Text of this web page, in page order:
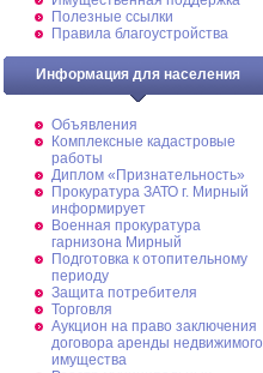
Полезные ссылки
Правила благоустройства
Информация для населения
Объявления
Комплексные кадастровые
работы
Диплом «Признательность»
Прокуратура ЗАТО г. Мирный
информирует
Военная прокуратура
гарнизона Мирный
Подготовка к отопительному
периоду
Защита потребителя
Торговля
Аукцион на право заключения
договора аренды недвижимого
имущества